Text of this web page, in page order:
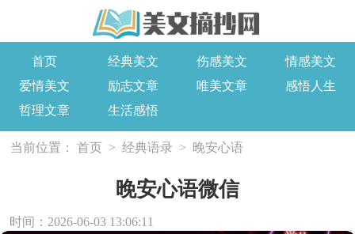
首页 经典美文 伤感美文
情感美文
爱情美文
励志文章 唯美文章
感悟人生
哲理文章
生活感悟
当前位置： 首页 > 经典语录 > 晚安心语
晚安心语微信
时间：2026-06-03 13:06:11